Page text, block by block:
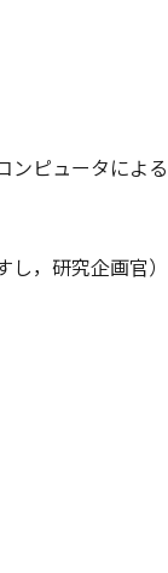
ンピュータによる
し，研究企画官）